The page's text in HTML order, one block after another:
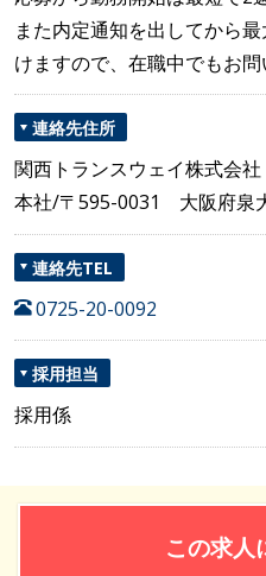
また内定通知を出してから
けますので、在職中でもお問
連絡先住所
関西トランスウェイ株式会社
本社/〒595-0031 大阪府泉
連絡先TEL
0725-20-0092
採用担当
採用係
この求人